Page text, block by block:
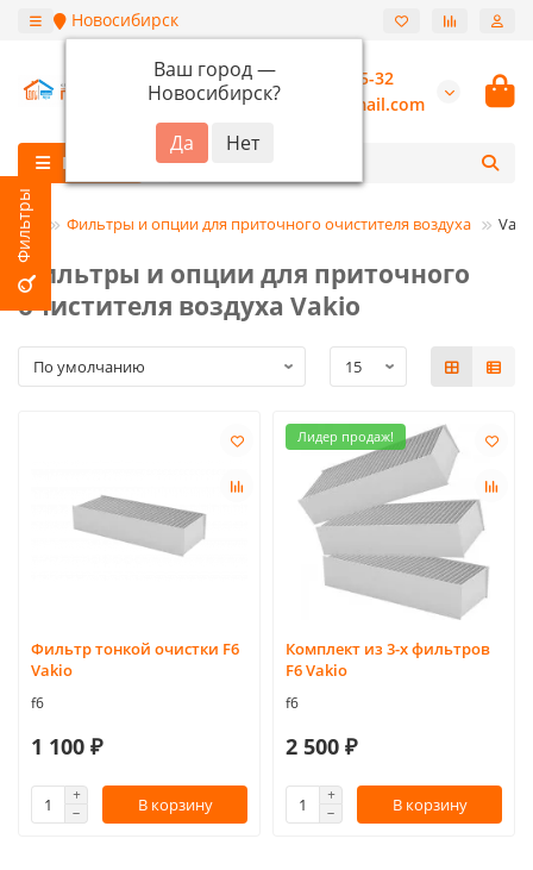
Новосибирск
Ваш город —
Новосибирск?
+7 (913) 987-55-32
burannsk@gmail.com
Каталог
Фильтры и опции для приточного очистителя воздуха
Фильтры и опции для приточного
очистителя воздуха Vakio
Фильтр тонкой очистки F6
Vakio
f6
1 100 ₽
В корзину
Лидер продаж!
Комплект из 3-х фильтров
F6 Vakio
f6
2 500 ₽
В корзину